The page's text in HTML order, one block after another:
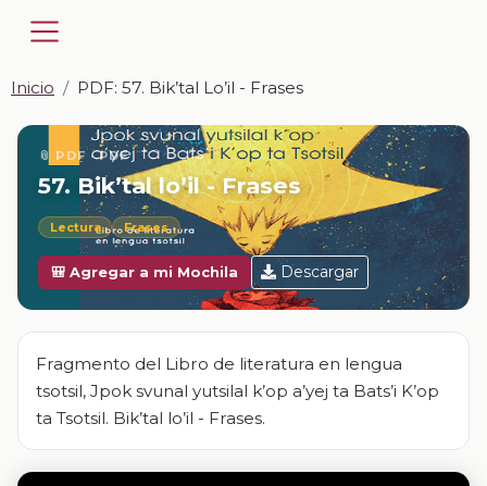
Inicio PDF: 57. Bik’tal Lo’il - Frases
📎 PDF · PDF
57. Bik’tal lo’il - Frases
Lectura Frases
🎒 Agregar a mi Mochila Descargar
Fragmento del Libro de literatura en lengua
tsotsil, Jpok svunal yutsilal k’op a’yej ta Bats’i K’op
ta Tsotsil. Bik’tal lo’il - Frases.